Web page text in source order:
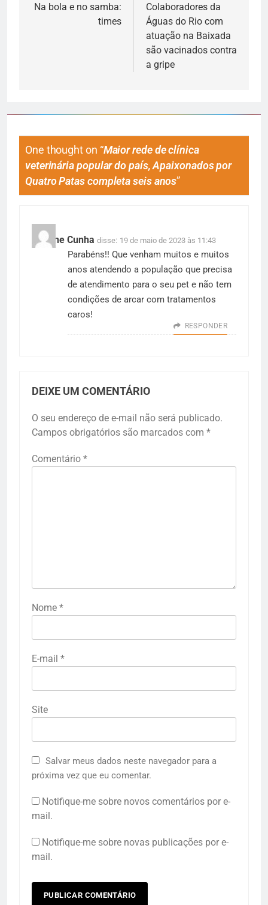
Na bola e no samba:
times
Colaboradores da
Águas do Rio com
atuação na Baixada
são vacinados contra
a gripe
One thought on “Maior rede de clínica
veterinária popular do país, Apaixonados por
Quatro Patas completa seis anos”
Simone Cunha disse: 19 de maio de 2023 às 11:43
Parabéns!! Que venham muitos e muitos
anos atendendo a população que precisa
de atendimento para o seu pet e não tem
condições de arcar com tratamentos
caros!
RESPONDER
DEIXE UM COMENTÁRIO
O seu endereço de e-mail não será publicado.
Campos obrigatórios são marcados com *
Comentário *
Nome *
E-mail *
Site
Salvar meus dados neste navegador para a
próxima vez que eu comentar.
Notifique-me sobre novos comentários por e-
mail.
Notifique-me sobre novas publicações por e-
mail.